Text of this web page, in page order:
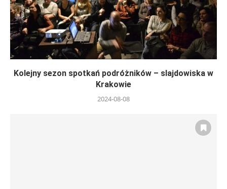
Kolejny sezon spotkań podróżników – slajdowiska w
Krakowie
2024-08-08